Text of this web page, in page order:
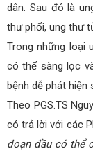
dân. Sau đó là
thư phổi, ung thư
Trong những loại
có thể sàng lọc
bệnh dễ phát
Theo PGS.TS
có trả lời với các
đoạn đầu có thể